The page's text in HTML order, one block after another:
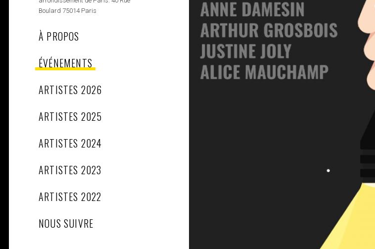
Boulard 75014 Paris
À PROPOS
ÉVÉNEMENTS
ARTISTES 2026
ARTISTES 2025
ARTISTES 2024
ARTISTES 2023
ARTISTES 2022
NOUS SUIVRE